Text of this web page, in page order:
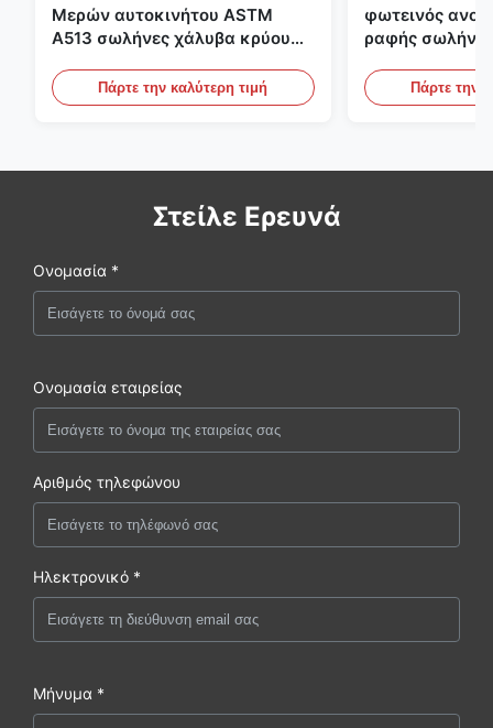
Μερών αυτοκινήτου ASTM
A513 σωλήνες χάλυβα κρύου
την παραγωγή DOM
Πάρτε την καλύτερη τιμή
φωτεινός
ραφής
υδραυλικά
Πάρτε την
Στείλε Ερευνά
Ονομασία *
Ονομασία εταιρείας
Αριθμός τηλεφώνου
Ηλεκτρονικό *
Μήνυμα *